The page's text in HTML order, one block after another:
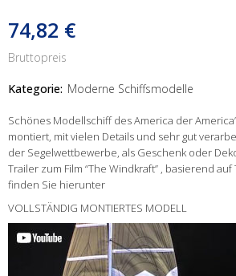
74,82 €
Bruttopreis
Kategorie: Moderne Schiffsmodelle
Schönes Modellschiff des America der
montiert, mit vielen Details und sehr gut
der Segelwettbewerbe, als Geschenk oder
Trailer zum Film “The Windkraft” , basierend auf
finden Sie hierunter
VOLLSTÄNDIG MONTIERTES MODELL